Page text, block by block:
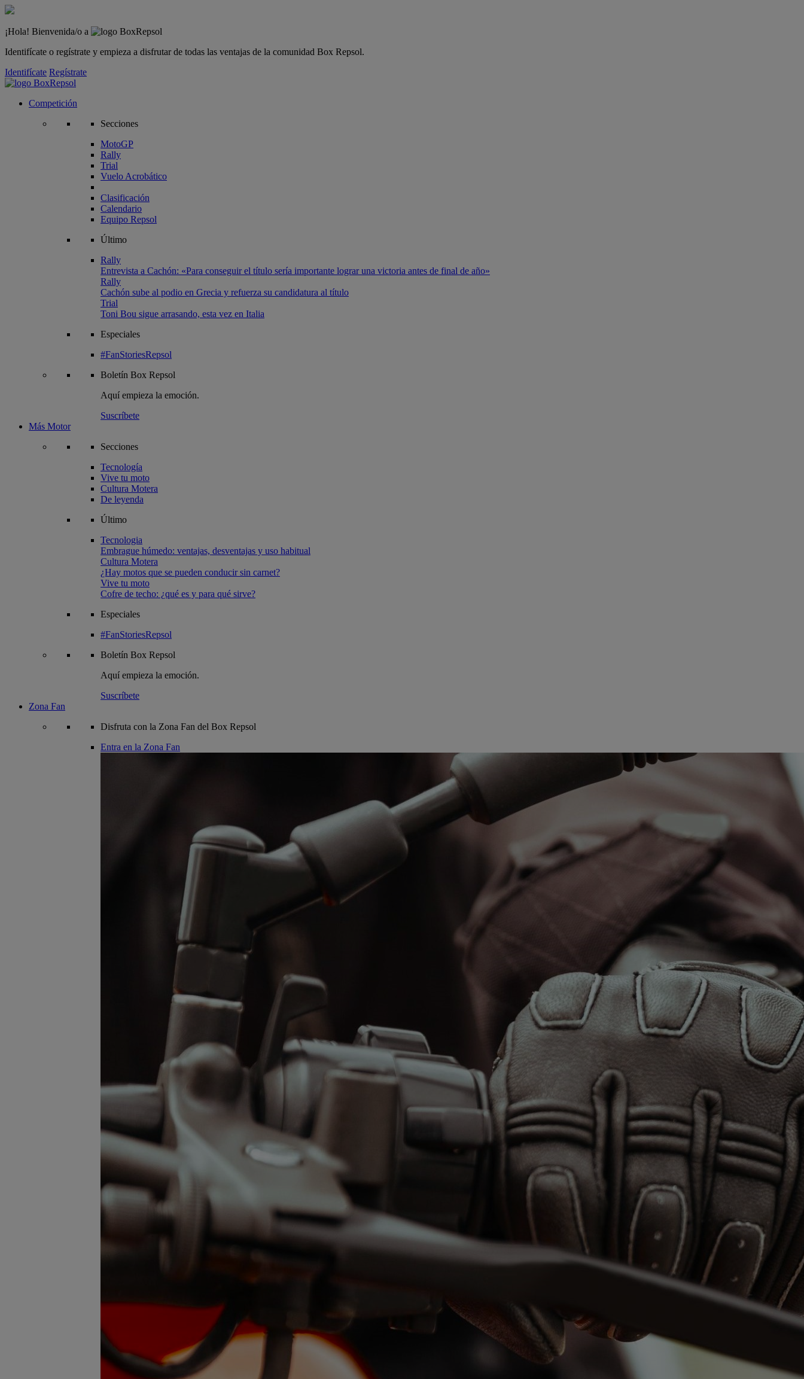
¡Hola! Bienvenida/o a
Identifícate o regístrate y empieza a disfrutar de todas las ventajas de la comunidad Box Repsol.
Identifícate Regístrate
Competición
Secciones
MotoGP
Rally
Trial
Vuelo Acrobático
Clasificación
Calendario
Equipo Repsol
Último
Rally
Entrevista a Cachón: «Para conseguir el título sería importante lograr una victoria antes de final de año»
Rally
Cachón sube al podio en Grecia y refuerza su candidatura al título
Trial
Toni Bou sigue arrasando, esta vez en Italia
Especiales
#FanStoriesRepsol
Boletín Box Repsol
Aquí empieza la emoción.
Suscríbete
Más Motor
Secciones
Tecnología
Vive tu moto
Cultura Motera
De leyenda
Último
Tecnologia
Embrague húmedo: ventajas, desventajas y uso habitual
Cultura Motera
¿Hay motos que se pueden conducir sin carnet?
Vive tu moto
Cofre de techo: ¿qué es y para qué sirve?
Especiales
#FanStoriesRepsol
Boletín Box Repsol
Aquí empieza la emoción.
Suscríbete
Zona Fan
Disfruta con la Zona Fan del Box Repsol
Entra en la Zona Fan